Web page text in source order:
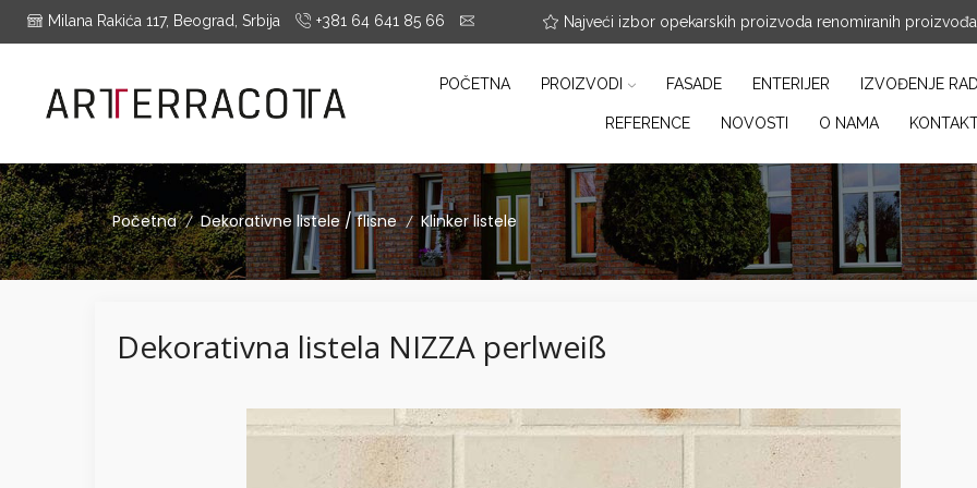
Milana Rakića 117, Beograd, Srbija +381 64 641 85 66 info@arterracotta.rs
Montrieux, Engels Baksteen, ABC-Klinkergruppe, Cotto D'este... Najveći izbor opekarskih proizvoda renomiranih
POČETNA PROIZVODI FASADE ENTERIJER IZVOĐENJE
REFERENCE NOVOSTI O NAMA
Početna / Dekorativne listele / flisne / Klinker listele
Dekorativna listela NIZZA perlweiß